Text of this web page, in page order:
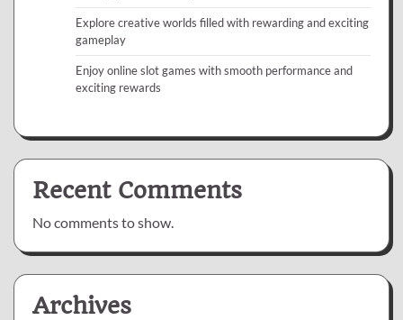
Explore creative worlds filled with rewarding and exciting
gameplay
Enjoy online slot games with smooth performance and
exciting rewards
Recent Comments
No comments to show.
Archives